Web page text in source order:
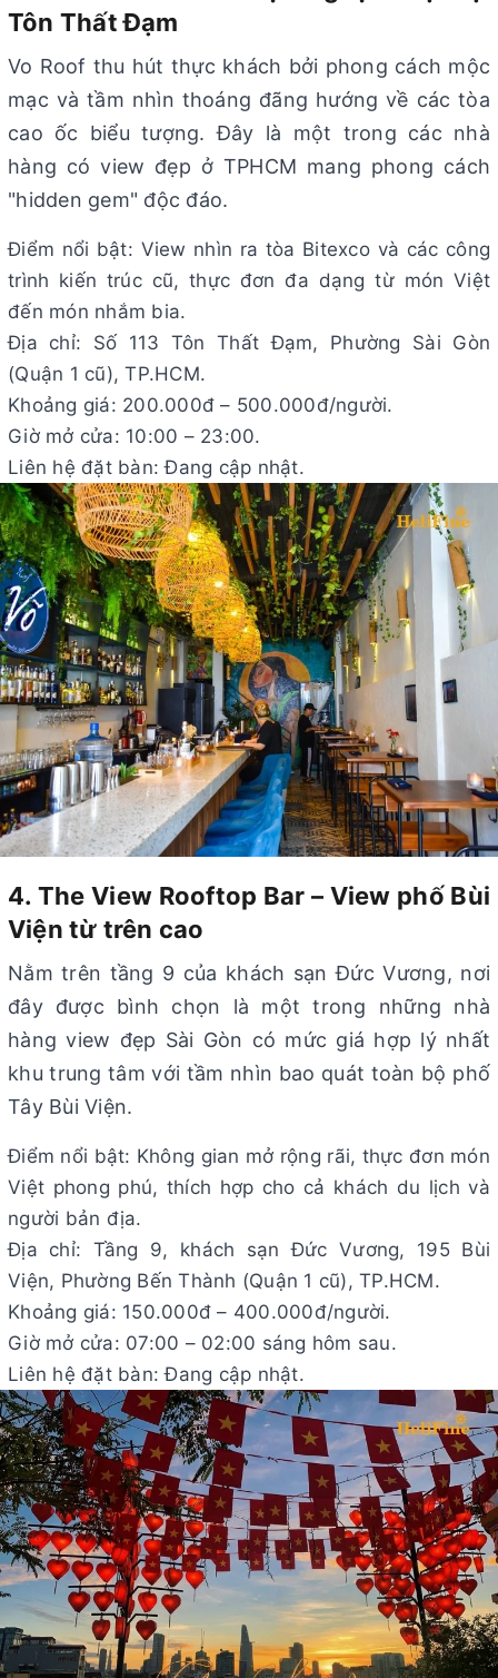
Tôn Thất Đạm
Vo Roof thu hút thực khách bởi phong cách mộc
mạc và tầm nhìn thoáng đãng hướng về các tòa
cao ốc biểu tượng. Đây là một trong các nhà
hàng có view đẹp ở TPHCM mang phong cách
"hidden gem" độc đáo.
Điểm nổi bật: View nhìn ra tòa Bitexco và các công
trình kiến trúc cũ, thực đơn đa dạng từ món Việt
đến món nhắm bia.
Địa chỉ: Số 113 Tôn Thất Đạm, Phường Sài Gòn
(Quận 1 cũ), TP.HCM.
Khoảng giá: 200.000đ – 500.000đ/người.
Giờ mở cửa: 10:00 – 23:00.
Liên hệ đặt bàn: Đang cập nhật.
4. The View Rooftop Bar – View phố Bùi
Viện từ trên cao
Nằm trên tầng 9 của khách sạn Đức Vương, nơi
đây được bình chọn là một trong những nhà
hàng view đẹp Sài Gòn có mức giá hợp lý nhất
khu trung tâm với tầm nhìn bao quát toàn bộ phố
Tây Bùi Viện.
Điểm nổi bật: Không gian mở rộng rãi, thực đơn món
Việt phong phú, thích hợp cho cả khách du lịch và
người bản địa.
Địa chỉ: Tầng 9, khách sạn Đức Vương, 195 Bùi
Viện, Phường Bến Thành (Quận 1 cũ), TP.HCM.
Khoảng giá: 150.000đ – 400.000đ/người.
Giờ mở cửa: 07:00 – 02:00 sáng hôm sau.
Liên hệ đặt bàn: Đang cập nhật.